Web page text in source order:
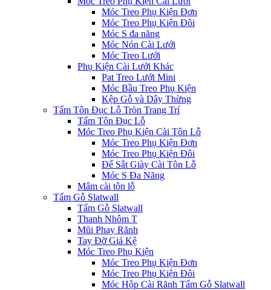
Móc Treo Phụ Kiện Đơn
Móc Treo Phụ Kiện Đôi
Móc S đa năng
Móc Nón Cài Lưới
Móc Treo Lưới
Phụ Kiện Cài Lưới Khác
Pat Treo Lưới Mini
Móc Bầu Treo Phụ Kiện
Kệp Gỗ và Dây Thừng
Tấm Tôn Đục Lỗ Tròn Trang Trí
Tấm Tôn Đục Lỗ
Móc Treo Phụ Kiện Cài Tôn Lỗ
Móc Treo Phụ Kiện Đơn
Móc Treo Phụ Kiện Đôi
Đế Sắt Giày Cài Tôn Lỗ
Móc S Đa Năng
Mâm cài tôn lỗ
Tấm Gỗ Slatwall
Tấm Gỗ Slatwall
Thanh Nhôm T
Mũi Phay Rãnh
Tay Đỡ Giá Kệ
Móc Treo Phụ Kiện
Móc Treo Phụ Kiện Đơn
Móc Treo Phụ Kiện Đôi
Móc Hộp Cài Rãnh Tấm Gỗ Slatwall